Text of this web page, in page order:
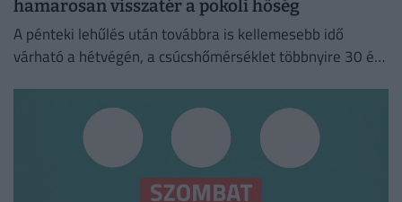
hamarosan visszatér a pokoli hőség
A pénteki lehűlés után továbbra is kellemesebb idő
várható a hétvégén, a csúcshőmérséklet többnyire 30 és